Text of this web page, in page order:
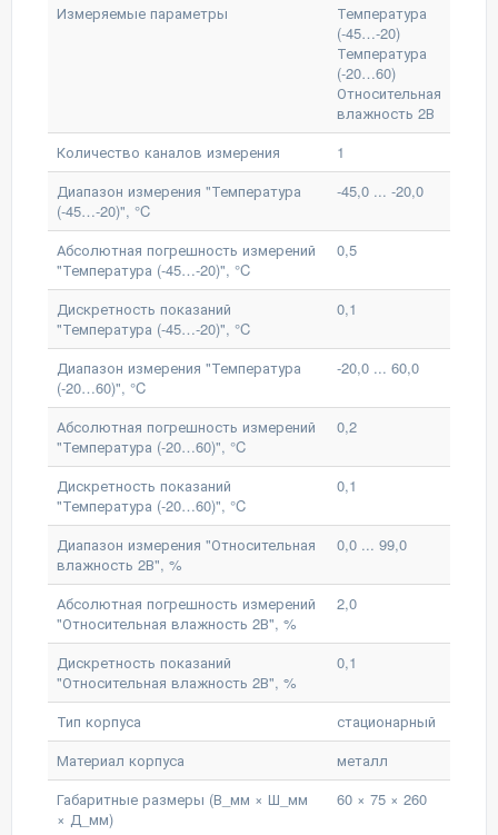
Измеряемые параметры
Температура
(-45…-20)
Температура
(-20…60)
Относительная
влажность 2В
Количество каналов измерения
1
Диапазон измерения "Температура
(-45…-20)", °C
-45,0 ... -20,0
Абсолютная погрешность измерений
"Температура (-45…-20)", °C
0,5
Дискретность показаний
"Температура (-45…-20)", °C
0,1
Диапазон измерения "Температура
(-20…60)", °C
-20,0 ... 60,0
Абсолютная погрешность измерений
"Температура (-20…60)", °C
0,2
Дискретность показаний
"Температура (-20…60)", °C
0,1
Диапазон измерения "Относительная
влажность 2В", %
0,0 ... 99,0
Абсолютная погрешность измерений
"Относительная влажность 2В", %
2,0
Дискретность показаний
"Относительная влажность 2В", %
0,1
Тип корпуса
стационарный
Материал корпуса
металл
Габаритные размеры (В_мм × Ш_мм
× Д_мм)
60 × 75 × 260